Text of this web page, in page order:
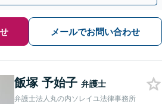
メールでお問い合わせ
飯塚 予始子 弁護士
弁護士法人丸の内ソレイユ法律事務所